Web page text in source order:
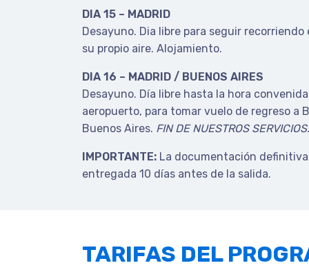
DIA 15 – MADRID
Desayuno. Dia libre para seguir
su propio aire. Alojamiento.
DIA 16 – MADRID / BUENOS AIRES
Desayuno. Día libre hasta la hora
aeropuerto, para tomar vuelo de regreso a
Buenos Aires. FIN DE NUESTROS SERVICIOS.
IMPORTANTE: La documentación
entregada 10 días antes de la salida.
TARIFAS DEL